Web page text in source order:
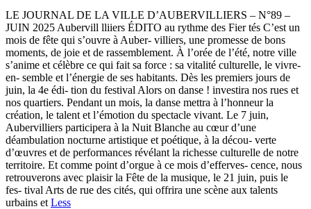
LE JOURNAL DE LA VILLE D’AUBERVILLIERS – N°89 –
JUIN 2025 Aubervill lliiers ÉDITO au rythme des Fier tés C’est un
mois de fête qui s’ouvre à Auber- villiers, une promesse de bons
moments, de joie et de rassemblement. À l’orée de l’été, notre ville
s’anime et célèbre ce qui fait sa force : sa vitalité culturelle, le vivre-
en- semble et l’énergie de ses habitants. Dès les premiers jours de
juin, la 4e édi- tion du festival Alors on danse ! investira nos rues et
nos quartiers. Pendant un mois, la danse mettra à l’honneur la
création, le talent et l’émotion du spectacle vivant. Le 7 juin,
Aubervilliers participera à la Nuit Blanche au cœur d’une
déambulation nocturne artistique et poétique, à la décou- verte
d’œuvres et de performances révélant la richesse culturelle de notre
territoire. Et comme point d’orgue à ce mois d’efferves- cence, nous
retrouverons avec plaisir la Fête de la musique, le 21 juin, puis le
fes- tival Arts de rue des cités, qui offrira une scène aux talents
urbains et Less